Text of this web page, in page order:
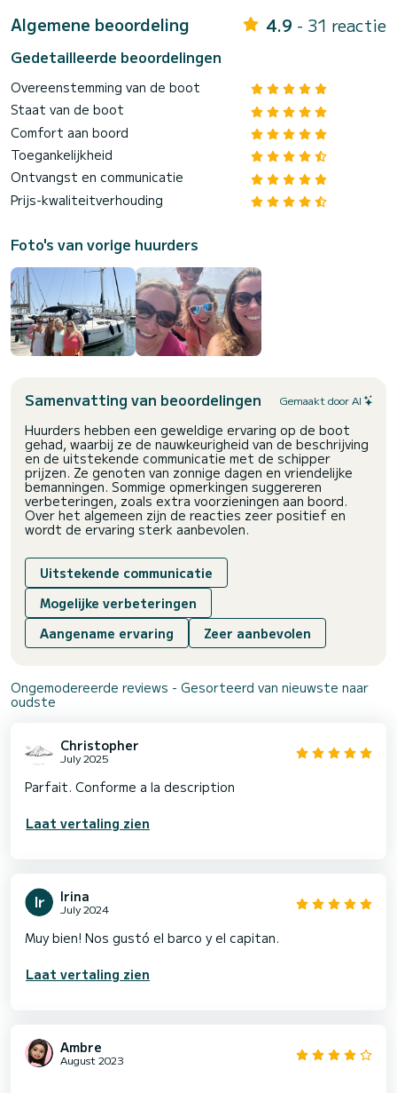
Algemene beoordeling 4.9 - 31 reactie
Gedetailleerde beoordelingen
Overeenstemming van de boot
Staat van de boot
Comfort aan boord
Toegankelijkheid
Ontvangst en communicatie
Prijs-kwaliteitverhouding
Foto's van vorige huurders
Samenvatting van beoordelingen Gemaakt door AI
Huurders hebben een geweldige ervaring op de boot
gehad, waarbij ze de nauwkeurigheid van de beschrijving
en de uitstekende communicatie met de schipper
prijzen. Ze genoten van zonnige dagen en vriendelijke
bemanningen. Sommige opmerkingen suggereren
verbeteringen, zoals extra voorzieningen aan boord.
Over het algemeen zijn de reacties zeer positief en
wordt de ervaring sterk aanbevolen.
Uitstekende communicatie
Mogelijke verbeteringen
Aangename ervaring
Zeer aanbevolen
Ongemodereerde reviews - Gesorteerd van nieuwste naar
oudste
Christopher
July 2025
Parfait. Conforme a la description
Laat vertaling zien
Irina
July 2024
Muy bien! Nos gustó el barco y el capitan.
Laat vertaling zien
Ambre
August 2023